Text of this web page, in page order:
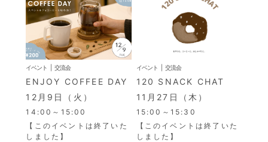
イベント 交流会
ENJOY COFFEE DAY
12月9日（火）
14:00～15:00
【このイベントは終了いた
しました】
イベント 交流会
120 SNACK CHAT
11月27日（木）
15:00～15:30
【このイベントは終了いた
しました】